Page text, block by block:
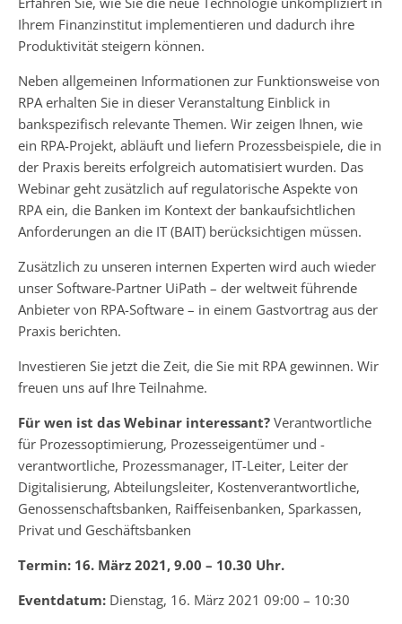
Ihrem Finanzinstitut implementieren und dadurch ihre
Produktivität steigern können.
Neben allgemeinen Informationen zur Funktionsweise von
RPA erhalten Sie in dieser Veranstaltung Einblick in
bankspezifisch relevante Themen. Wir zeigen Ihnen, wie
ein RPA-Projekt, abläuft und liefern Prozessbeispiele, die in
der Praxis bereits erfolgreich automatisiert wurden. Das
Webinar geht zusätzlich auf regulatorische Aspekte von
RPA ein, die Banken im Kontext der bankaufsichtlichen
Anforderungen an die IT (BAIT) berücksichtigen müssen.
Zusätzlich zu unseren internen Experten wird auch wieder
unser Software-Partner UiPath – der weltweit führende
Anbieter von RPA-Software – in einem Gastvortrag aus der
Praxis berichten.
Investieren Sie jetzt die Zeit, die Sie mit RPA gewinnen. Wir
freuen uns auf Ihre Teilnahme.
Für wen ist das Webinar interessant? Verantwortliche
für Prozessoptimierung, Prozesseigentümer und -
verantwortliche, Prozessmanager, IT-Leiter, Leiter der
Digitalisierung, Abteilungsleiter, Kostenverantwortliche,
Genossenschaftsbanken, Raiffeisenbanken, Sparkassen,
Privat und Geschäftsbanken
Termin: 16. März 2021, 9.00 – 10.30 Uhr.
Eventdatum: Dienstag, 16. März 2021 09:00 – 10:30